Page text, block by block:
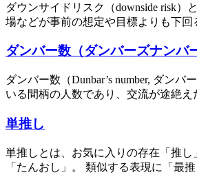
ダウンサイドリスク（downside risk
場などが事前の想定や目標よりも下
ダンバー数（ダンバーズナンバ
ダンバー数（Dunbar’s number, ダン
いる間柄の人数であり、交流が途絶
単推し
単推しとは、お気に入りの存在「推
「たんおし」。 類似する表現に「